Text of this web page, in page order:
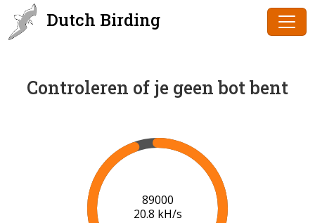
Dutch Birding
Controleren of je geen bot bent
91000
21.0 kH/s